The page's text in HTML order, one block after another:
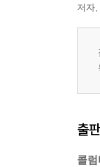
저자
출
콜